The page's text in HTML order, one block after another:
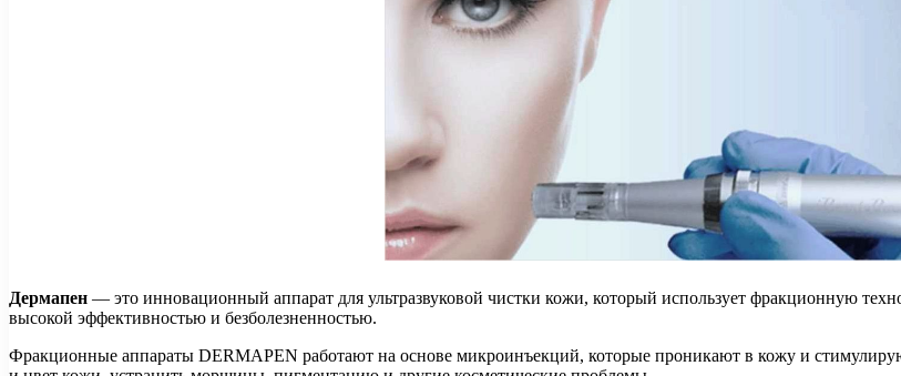
Дермапен — это инновационный аппарат для ультразвуковой чистки кожи, который использует фракционную
высокой эффективностью и безболезненностью.
Фракционные аппараты DERMAPEN работают на основе микроинъекций, которые проникают в кожу и